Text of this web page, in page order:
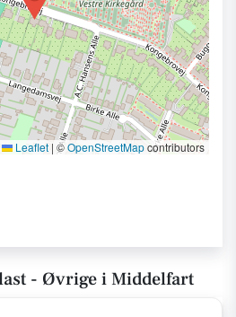
Leaflet | ©OpenStreetMapcontributors
- Øvrige i Middelfart